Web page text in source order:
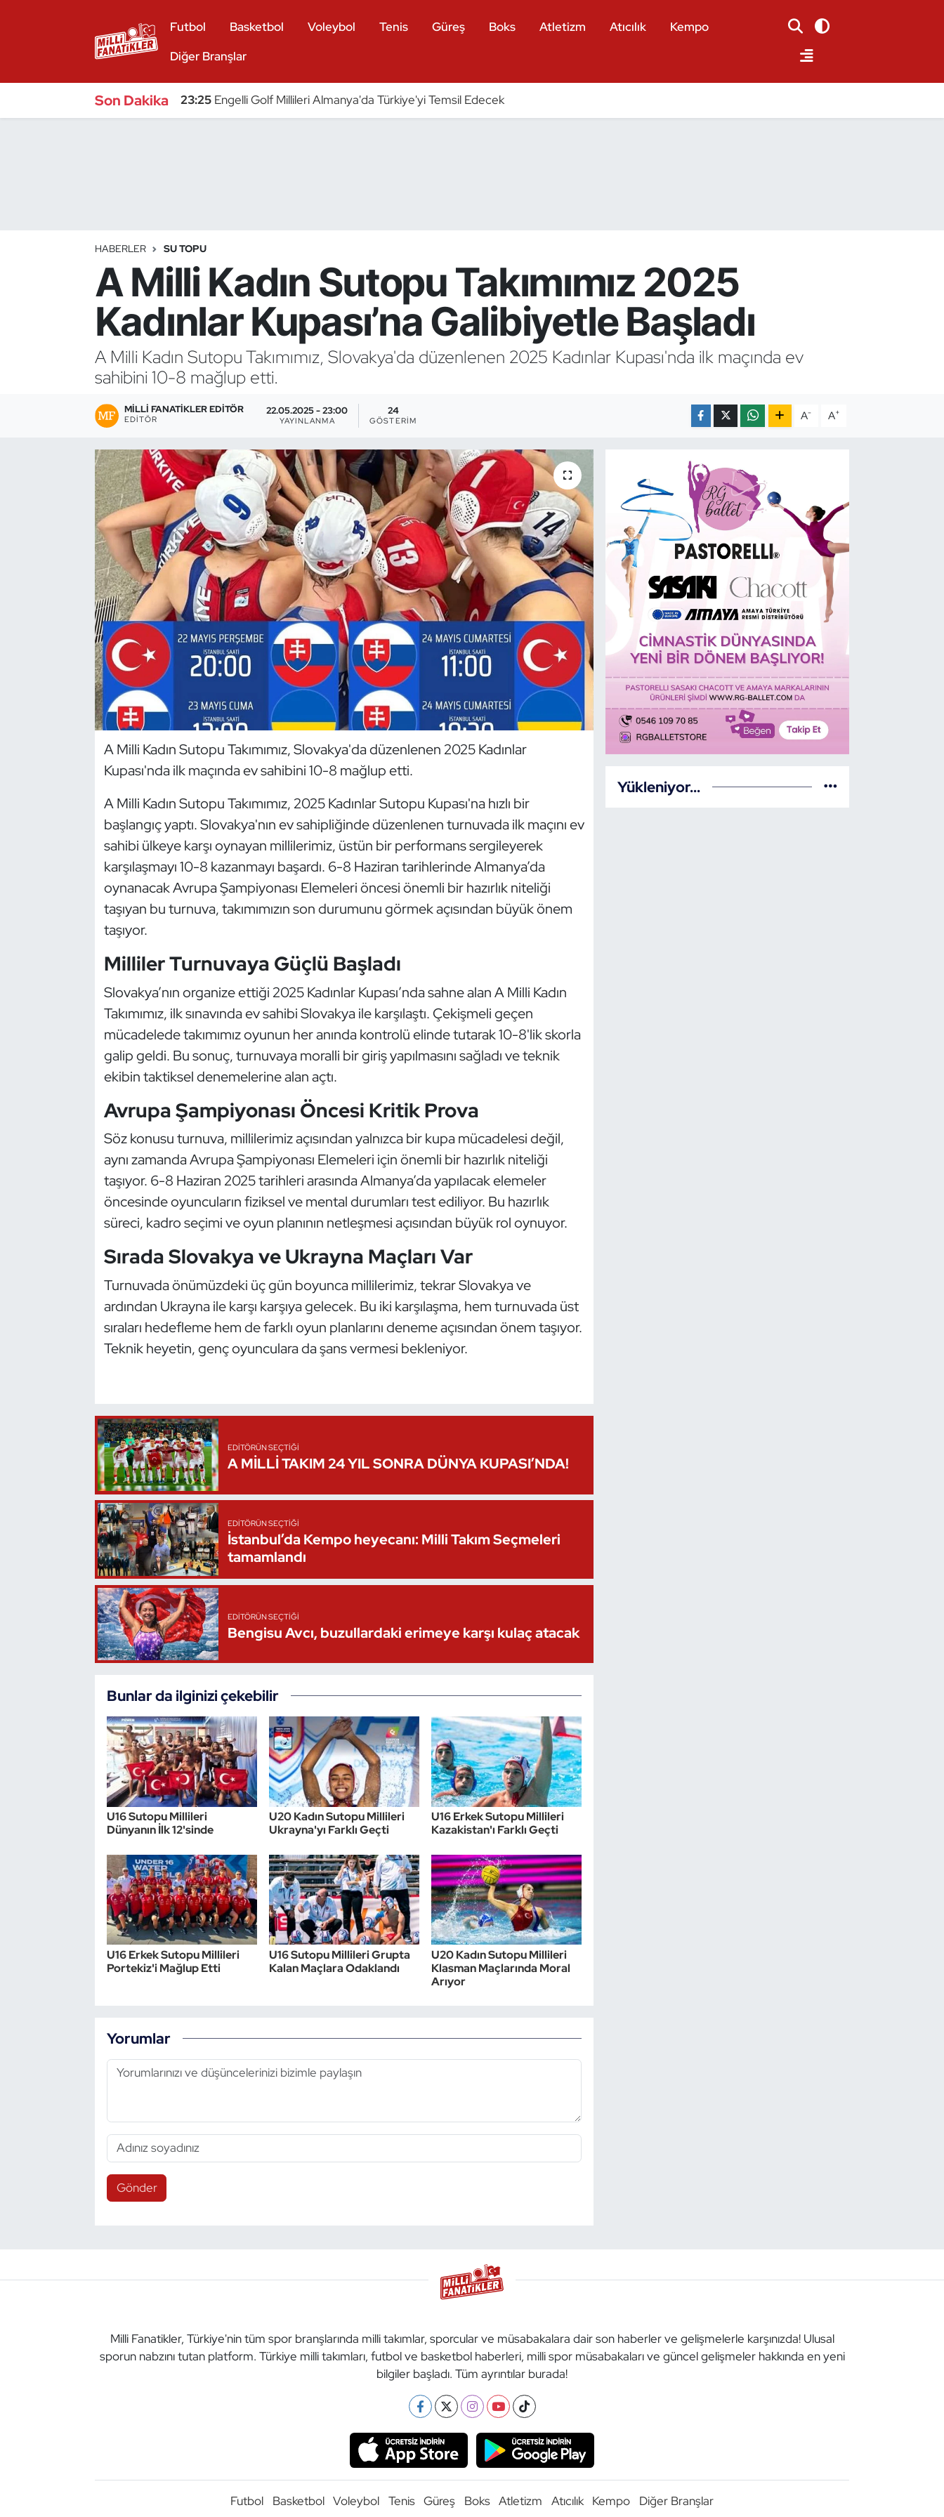
Futbol Basketbol Voleybol Tenis Güreş Boks Atletizm Atıcılık
Kempo
Diğer Branşlar
Son Dakika 23:25 Engelli Golf Millileri Almanya'da Türkiye'yi Temsil Edecek
HABERLER SU TOPU
A Milli Kadın Sutopu Takımımız 2025
Kadınlar Kupası’na Galibiyetle Başladı
A Milli Kadın Sutopu Takımımız, Slovakya'da düzenlenen 2025 Kadınlar Kupası'nda ilk maçında ev
sahibini 10-8 mağlup etti.
MILLI FANATIKLER EDITÖR
EDITÖR
22.05.2025 - 23:00
YAYINLANMA
24
GÖSTERIM A- A+
A Milli Kadın Sutopu Takımımız, Slovakya'da düzenlenen 2025 Kadınlar
Kupası'nda ilk maçında ev sahibini 10-8 mağlup etti.
A Milli Kadın Sutopu Takımımız, 2025 Kadınlar Sutopu Kupası'na hızlı bir
başlangıç yaptı. Slovakya'nın ev sahipliğinde düzenlenen turnuvada ilk maçını ev
sahibi ülkeye karşı oynayan millilerimiz, üstün bir performans sergileyerek
karşılaşmayı 10-8 kazanmayı başardı. 6-8 Haziran tarihlerinde Almanya’da
oynanacak Avrupa Şampiyonası Elemeleri öncesi önemli bir hazırlık niteliği
taşıyan bu turnuva, takımımızın son durumunu görmek açısından büyük önem
taşıyor.
Milliler Turnuvaya Güçlü Başladı
Slovakya’nın organize ettiği 2025 Kadınlar Kupası’nda sahne alan A Milli Kadın
Takımımız, ilk sınavında ev sahibi Slovakya ile karşılaştı. Çekişmeli geçen
mücadelede takımımız oyunun her anında kontrolü elinde tutarak 10-8'lik skorla
galip geldi. Bu sonuç, turnuvaya moralli bir giriş yapılmasını sağladı ve teknik
ekibin taktiksel denemelerine alan açtı.
Avrupa Şampiyonası Öncesi Kritik Prova
Söz konusu turnuva, millilerimiz açısından yalnızca bir kupa mücadelesi değil,
aynı zamanda Avrupa Şampiyonası Elemeleri için önemli bir hazırlık niteliği
taşıyor. 6-8 Haziran 2025 tarihleri arasında Almanya’da yapılacak elemeler
öncesinde oyuncuların fiziksel ve mental durumları test ediliyor. Bu hazırlık
süreci, kadro seçimi ve oyun planının netleşmesi açısından büyük rol oynuyor.
Sırada Slovakya ve Ukrayna Maçları Var
Turnuvada önümüzdeki üç gün boyunca millilerimiz, tekrar Slovakya ve
ardından Ukrayna ile karşı karşıya gelecek. Bu iki karşılaşma, hem turnuvada üst
sıraları hedefleme hem de farklı oyun planlarını deneme açısından önem taşıyor.
Teknik heyetin, genç oyunculara da şans vermesi bekleniyor.
EDITÖRÜN SEÇTIĞI
A MİLLİ TAKIM 24 YIL SONRA DÜNYA KUPASI’NDA!
EDITÖRÜN SEÇTIĞI
İstanbul’da Kempo heyecanı: Milli Takım Seçmeleri
tamamlandı
EDITÖRÜN SEÇTIĞI
Bengisu Avcı, buzullardaki erimeye karşı kulaç atacak
Bunlar da ilginizi çekebilir
U16 Sutopu Millileri
Dünyanın İlk 12'sinde
U20 Kadın Sutopu Millileri
Ukrayna'yı Farklı Geçti
U16 Erkek Sutopu Millileri
Kazakistan'ı Farklı Geçti
U16 Erkek Sutopu Millileri
Portekiz'i Mağlup Etti
U16 Sutopu Millileri Grupta
Kalan Maçlara Odaklandı
U20 Kadın Sutopu Millileri
Klasman Maçlarında Moral
Arıyor
Yorumlar
Gönder
Yükleniyor...
Milli Fanatikler, Türkiye'nin tüm spor branşlarında milli takımlar, sporcular ve müsabakalara dair son haberler ve gelişmelerle karşınızda! Ulusal
sporun nabzını tutan platform. Türkiye milli takımları, futbol ve basketbol haberleri, milli spor müsabakaları ve güncel gelişmeler hakkında en yeni
bilgiler başladı. Tüm ayrıntılar burada!
Futbol Basketbol Voleybol Tenis Güreş Boks Atletizm Atıcılık Kempo Diğer Branşlar
Bocce Bowling Dart
Buz Hokeyi
Buz Pateni
Çim Hokeyi
Cimnastik
Dans Sporları
Dövüş Sanatı
Hava Sporları
Kano ve Rafting
Modern Pentatlon
Motor Sporları
Oryantiring
Özel Sporcular
Paralimpik
Sualtı Sporları